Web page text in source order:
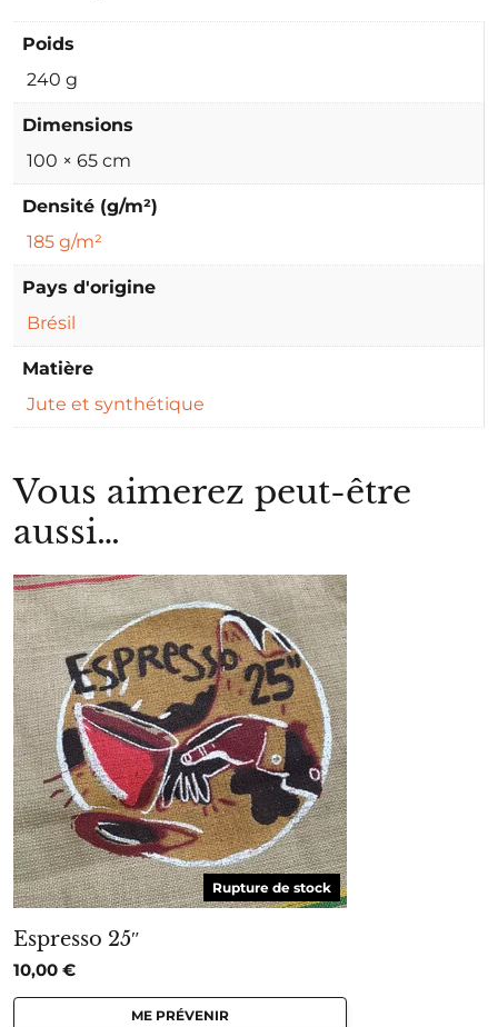
Poids
240 g
Dimensions
100 × 65 cm
Densité (g/m²)
185 g/m²
Pays d'origine
Brésil
Matière
Jute et synthétique
Vous aimerez peut-être
aussi…
Rupture de stock
Espresso 25″
10,00 €
ME PRÉVENIR